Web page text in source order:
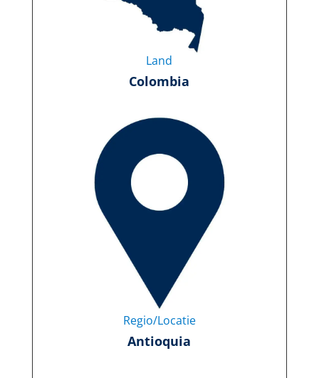
Land
Colombia
Regio/Locatie
Antioquia